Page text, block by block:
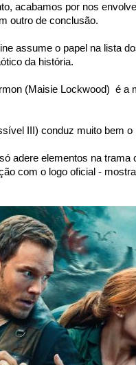
acabamos por nos
outro de conclusão.
assume o papel na lista
da história.
(Maisie Lockwood) é a
III) conduz muito bem
adere elementos na
com o logo oficial -